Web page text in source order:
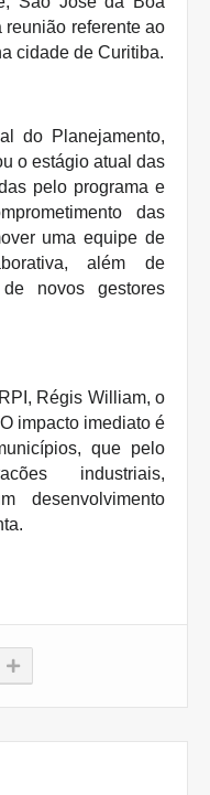
reunião referente ao
cidade de Curitiba.
do Planejamento,
o estágio atual das
pelo programa e
das
uma equipe de
além de
novos gestores
Régis William, o
impacto imediato é
que pelo
industriais,
desenvolvimento